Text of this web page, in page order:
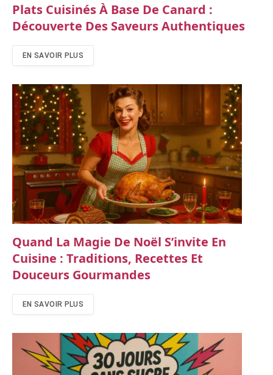
Plats Cuisinés À Base De Canard :
Découverte Des Saveurs Authentiques
EN SAVOIR PLUS
Quand La Magie De Noël S’invite En
Cuisine : Traditions, Recettes Et
Douceurs Gourmandes
EN SAVOIR PLUS